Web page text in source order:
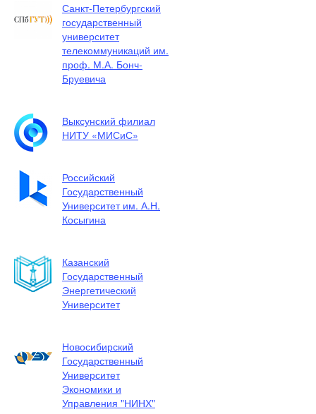
Санкт-Петербургский
государственный
университет
телекоммуникаций им.
проф. М.А. Бонч-
Бруевича
Выксунский филиал
НИТУ «МИСиС»
Российский
Государственный
Университет им. А.Н.
Косыгина
Казанский
Государственный
Энергетический
Университет
Новосибирский
Государственный
Университет
Экономики и
Управления "НИНХ"